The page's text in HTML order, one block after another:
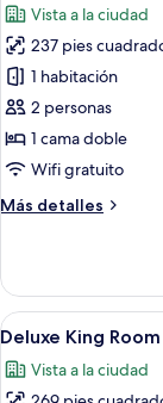
View
Sea
View
las
fotos
de
Habitación
estándar
Vista a la ciudad
237 pies
1 habitación
2 personas
1 cama doble
Wifi gratuito
Más detalles
Más
estándar
Abrir
todas
las
4
Deluxe King Room
Vista a la ciudad